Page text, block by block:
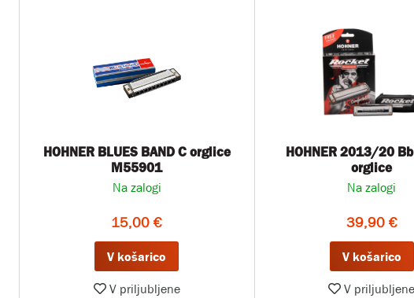
HOHNER BLUES BAND C orglice
M55901
Na zalogi
15,00 €
V košarico
V priljubljene
HOHNER 2013/20
orglice
Na zalogi
39,90 €
V košarico
V priljubljene